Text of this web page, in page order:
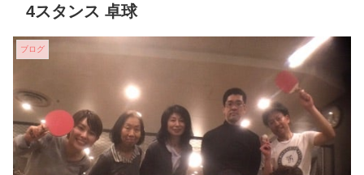
4スタンス 卓球
ブログ